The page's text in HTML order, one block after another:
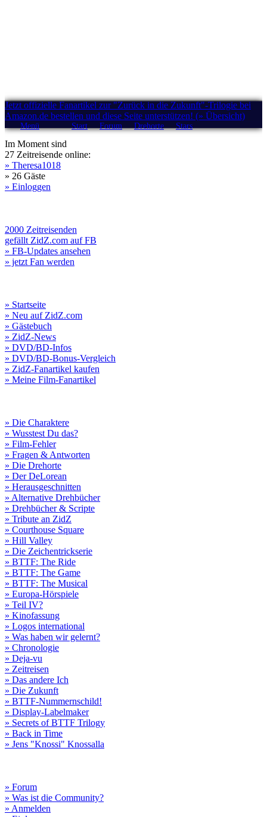
Jetzt offizielle Fanartikel zur "Zurück in die Zukunft"-Trilogie bei
Amazon.de bestellen und diese Seite unterstützen! (» Übersicht)
Menü Start Forum Drehorte Stars
Im Moment sind
27 Zeitreisende online:
» Theresa1018
» 26 Gäste
» Einloggen
2000 Zeitreisenden
gefällt ZidZ.com auf FB
» FB-Updates ansehen
» jetzt Fan werden
» Startseite
» Neu auf ZidZ.com
» Gästebuch
» ZidZ-News
» DVD/BD-Infos
» DVD/BD-Bonus-Vergleich
» ZidZ-Fanartikel kaufen
» Meine Film-Fanartikel
» Die Charaktere
» Wusstest Du das?
» Film-Fehler
» Fragen & Antworten
» Die Drehorte
» Der DeLorean
» Herausgeschnitten
» Alternative Drehbücher
» Drehbücher & Scripte
» Tribute an ZidZ
» Courthouse Square
» Hill Valley
» Die Zeichentrickserie
» BTTF: The Ride
» BTTF: The Game
» BTTF: The Musical
» Europa-Hörspiele
» Teil IV?
» Kinofassung
» Logos international
» Was haben wir gelernt?
» Chronologie
» Deja-vu
» Zeitreisen
» Das andere Ich
» Die Zukunft
» BTTF-Nummernschild!
» Display-Labelmaker
» Secrets of BTTF Trilogy
» Back in Time
» Jens "Knossi" Knossalla
» Forum
» Was ist die Community?
» Anmelden